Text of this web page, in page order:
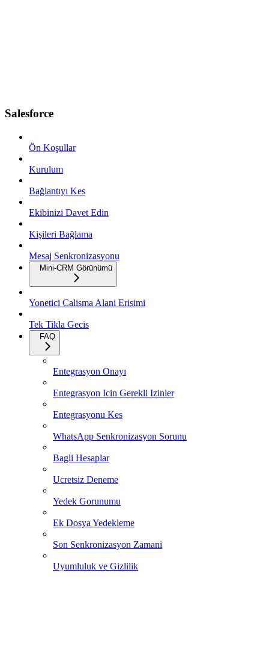
Salesforce
Ön Koşullar
Kurulum
Bağlantıyı Kes
Ekibinizi Davet Edin
Kişileri Bağlama
Mesaj Senkronizasyonu
Mini-CRM Görünümü
Yonetici Calisma Alani Erisimi
Tek Tikla Gecis
FAQ
Entegrasyon Onayı
Entegrasyon Icin Gerekli Izinler
Entegrasyonu Kes
WhatsApp Senkronizasyon Sorunu
Bagli Hesaplar
Ucretsiz Deneme
Yedek Gorunumu
Ek Dosya Yedekleme
Son Senkronizasyon Zamani
Uyumluluk ve Gizlilik